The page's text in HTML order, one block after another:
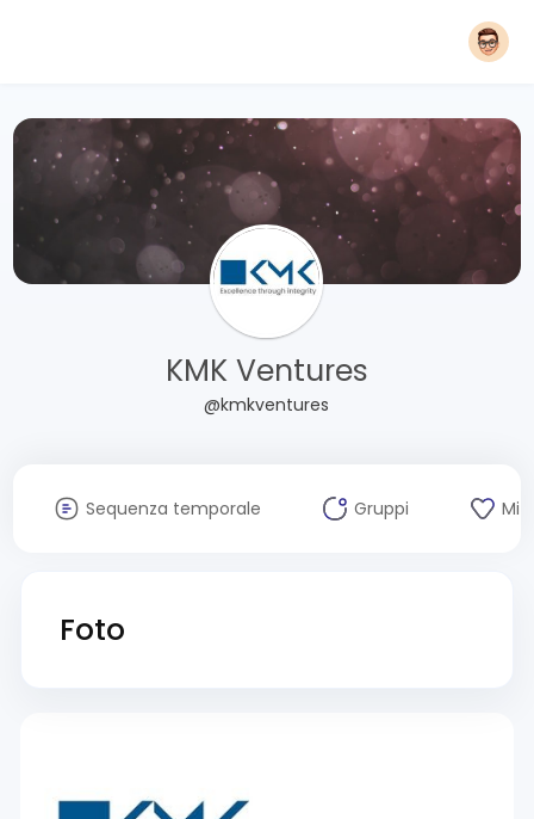
KMK Ventures
@kmkventures
Sequenza temporale Gruppi Mi
Foto